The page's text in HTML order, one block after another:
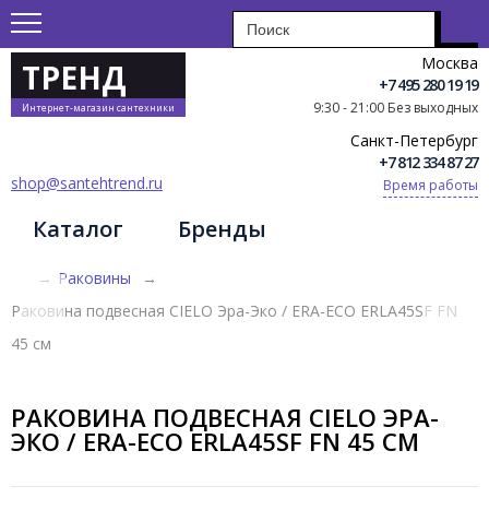
ТРЕНД
Интернет-магазин сантехники
Москва
+7 495 280 19 19
9:30 - 21:00 Без выходных
Санкт-Петербург
+7 812 334 87 27
Время работы
shop@santehtrend.ru
Каталог Бренды
→ Раковины
→
Раковина подвесная CIELO Эра-Эко / ERA-ECO ERLA45SF FN
45 см
РАКОВИНА ПОДВЕСНАЯ CIELO ЭРА-
ЭКО / ERA-ECO ERLA45SF FN 45 СМ